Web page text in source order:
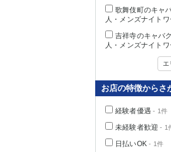
歌舞伎町のキャ
人・メンズナイトワ
吉祥寺のキャバ
人・メンズナイトワ
エ
お店の特徴からさ
経験者優遇 - 1件
未経験者歓迎 - 1
日払いOK - 1件